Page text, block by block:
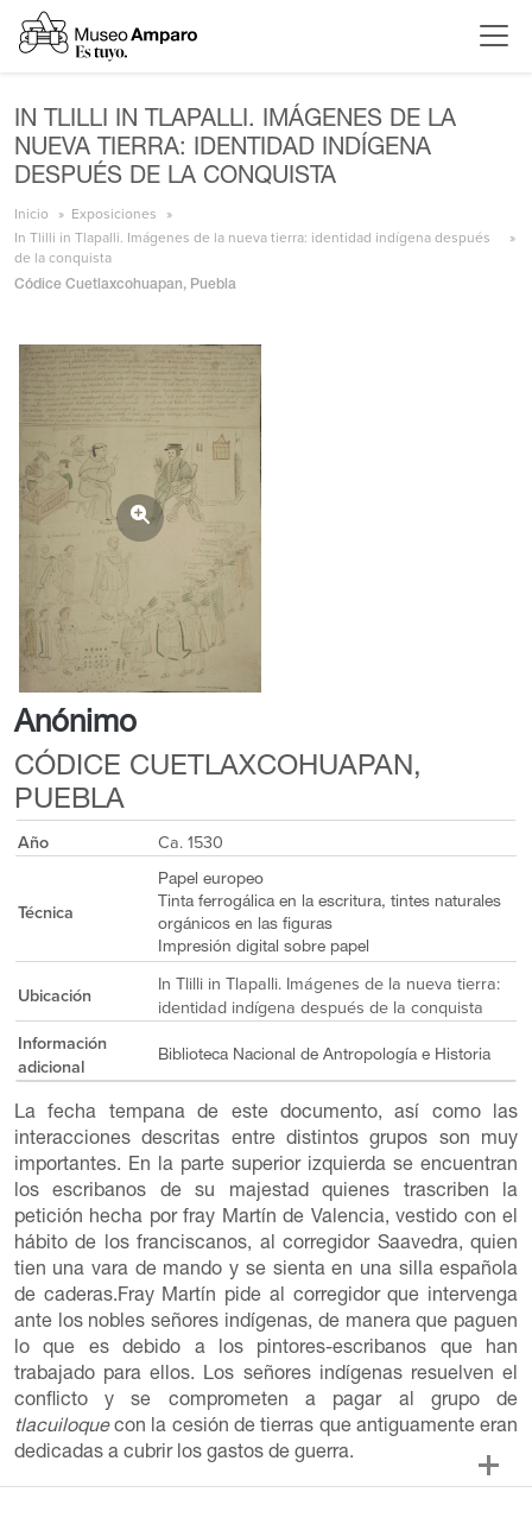
IN TLILLI IN TLAPALLI. IMÁGENES DE LA
NUEVA TIERRA: IDENTIDAD INDÍGENA
DESPUÉS DE LA CONQUISTA
Inicio
Exposiciones
In Tlilli in Tlapalli. Imágenes de la nueva tierra: identidad indígena después
de la conquista
Códice Cuetlaxcohuapan, Puebla
Anónimo
CÓDICE CUETLAXCOHUAPAN,
PUEBLA
Año Ca. 1530
Técnica
Papel europeo
Tinta ferrogálica en la escritura, tintes naturales
orgánicos en las figuras
Impresión digital sobre papel
Ubicación
In Tlilli in Tlapalli. Imágenes de la nueva tierra:
identidad indígena después de la conquista
Información
adicional
Biblioteca Nacional de Antropología e Historia
La fecha tempana de este documento, así como las
interacciones descritas entre distintos grupos son muy
importantes. En la parte superior izquierda se encuentran
los escribanos de su majestad quienes trascriben la
petición hecha por fray Martín de Valencia, vestido con el
hábito de los franciscanos, al corregidor Saavedra, quien
tien una vara de mando y se sienta en una silla española
de caderas.Fray Martín pide al corregidor que intervenga
ante los nobles señores indígenas, de manera que paguen
lo que es debido a los pintores-escribanos que han
trabajado para ellos. Los señores indígenas resuelven el
conflicto y se comprometen a pagar al grupo de
tlacuiloquecon la cesión de tierras que antiguamente eran
dedicadas a cubrir los gastos de guerra.